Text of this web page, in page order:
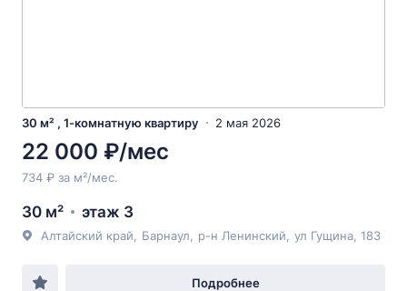
30 м² , 1-комнатную квартиру 2 мая 2026
22 000 ₽/мес
734 ₽ за м²/мес.
30 м² этаж 3
Алтайский край Барнаул р-н Ленинский ул Гущина , 183
Подробнее